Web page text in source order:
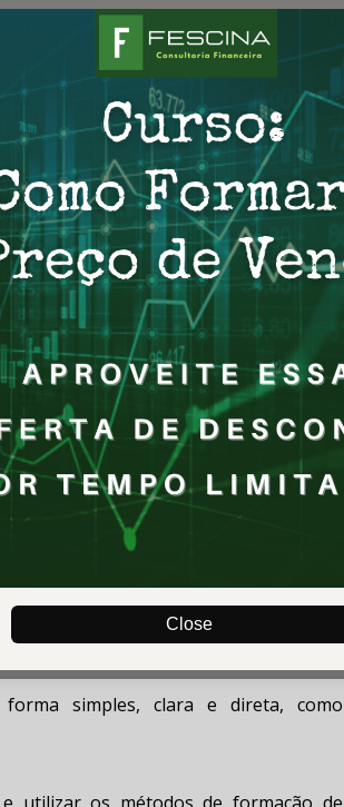
Close
ou serviço, é uma tarefa aparente
descobrem que este é um grande
e ferramentas para ajudá-lo a
eficaz a formação de preços do seu
simples, clara e direta, como